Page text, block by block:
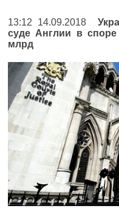
13:12 14.09.2018
суде Англии в
млрд